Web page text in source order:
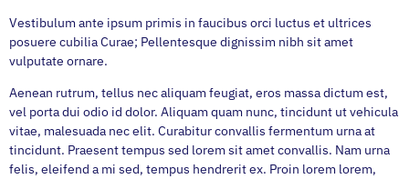
Vestibulum ante ipsum primis in faucibus orci luctus et ultrices
posuere cubilia Curae; Pellentesque dignissim nibh sit amet
vulputate ornare.
Aenean rutrum, tellus nec aliquam feugiat, eros massa dictum est,
vel porta dui odio id dolor. Aliquam quam nunc, tincidunt ut vehicula
vitae, malesuada nec elit. Curabitur convallis fermentum urna at
tincidunt. Praesent tempus sed lorem sit amet convallis. Nam urna
felis, eleifend a mi sed, tempus hendrerit ex. Proin lorem lorem,